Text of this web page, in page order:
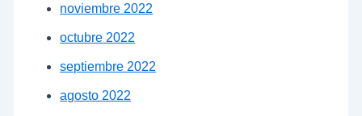
noviembre 2022
octubre 2022
septiembre 2022
agosto 2022